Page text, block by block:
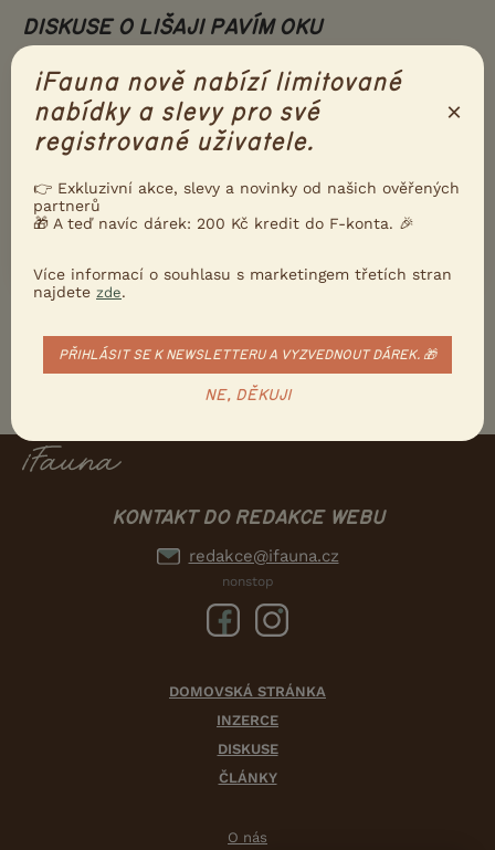
DISKUSE O LIŠAJI PAVÍM OKU
Téma
Lišaj smrtihlav-prodej
reakcí
22.6.2022 06:56
Lišaj paví oko páření....
Zobrazit více diskusí
KONTAKT DO REDAKCE WEBU
redakce@ifauna.cz
nonstop
DOMOVSKÁ STRÁNKA
INZERCE
DISKUSE
ČLÁNKY
O nás
iFauna nově nabízí limitované
nabídky a slevy pro své
registrované uživatele.
×
👉 Exkluzivní akce, slevy a novinky od našich ověřených
partnerů
🎁 A teď navíc dárek: 200 Kč kredit do F-konta. 🎉
Více informací o souhlasu s marketingem třetích stran
najdete zde.
PŘIHLÁSIT SE K NEWSLETTERU A VYZVEDNOUT DÁREK. 🎁
NE, DĚKUJI